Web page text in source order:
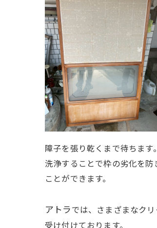
障子を張り乾くまで待ちます。
洗浄することで枠の劣化を防
ことができます。
アトラ では、さまざまなク
受け付けております。